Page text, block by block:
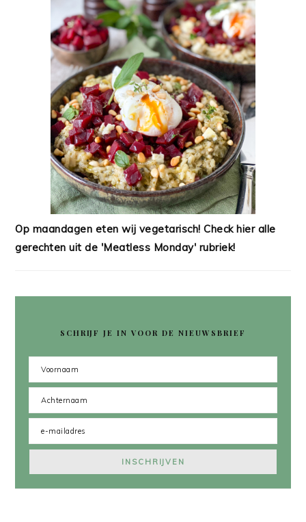
Op maandagen eten wij vegetarisch! Check hier alle
gerechten uit de 'Meatless Monday' rubriek!
SCHRIJF JE IN VOOR DE NIEUWSBRIEF